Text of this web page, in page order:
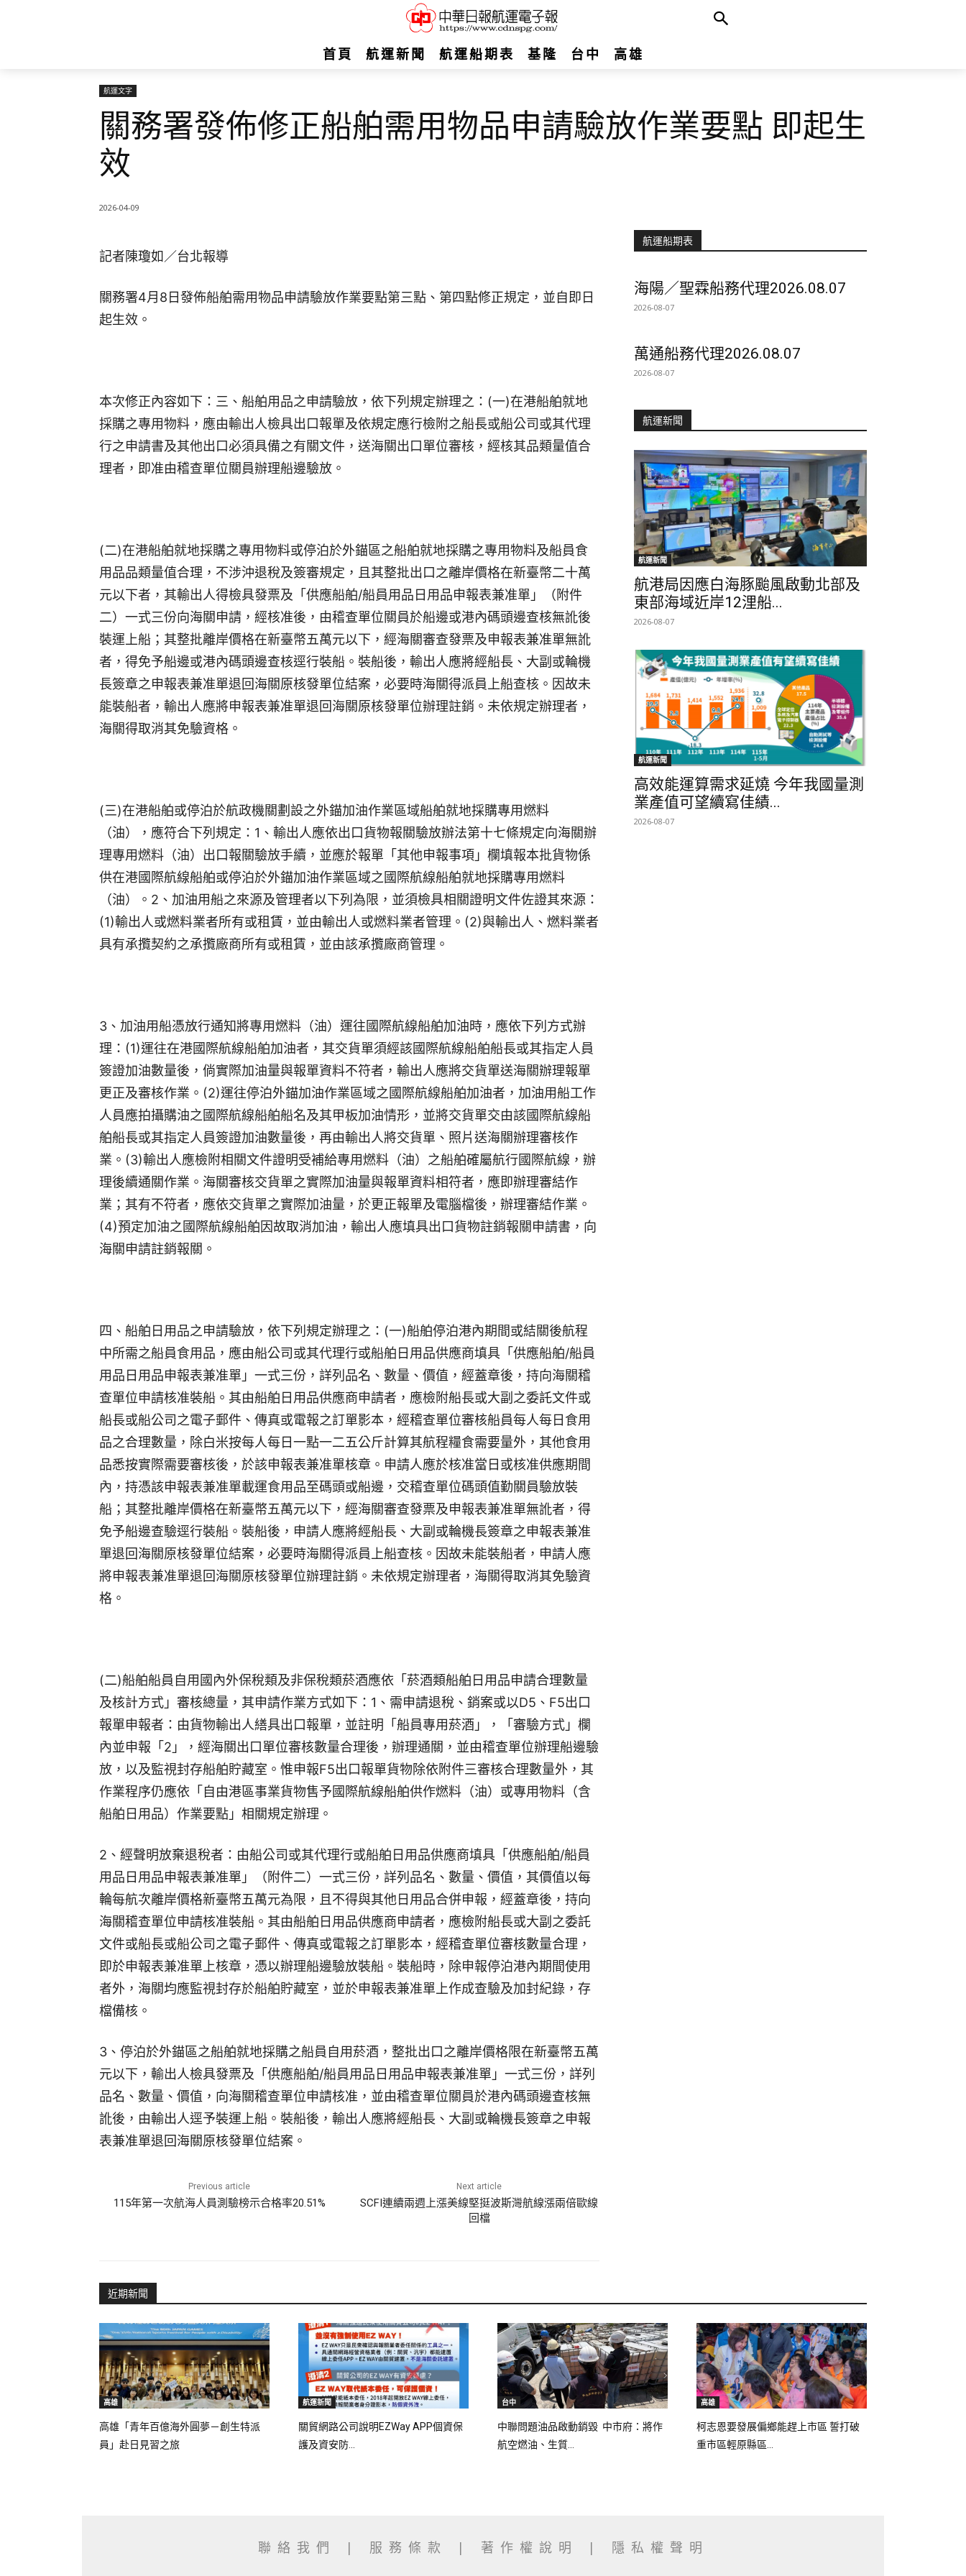
首頁 航運新聞 航運船期表 基隆 台中 高雄
航運文字
關務署發佈修正船舶需用物品申請驗放作業要點 即起生
效
2026-04-09
記者陳瓊如／台北報導
關務署4月8日發佈船舶需用物品申請驗放作業要點第三點、第四點修正規定，並自即日
起生效。
本次修正內容如下：三、船舶用品之申請驗放，依下列規定辦理之：(一)在港船舶就地
採購之專用物料，應由輸出人檢具出口報單及依規定應行檢附之船長或船公司或其代理
行之申請書及其他出口必須具備之有關文件，送海關出口單位審核，經核其品類量值合
理者，即准由稽查單位關員辦理船邊驗放。
(二)在港船舶就地採購之專用物料或停泊於外錨區之船舶就地採購之專用物料及船員食
用品品類量值合理，不涉沖退稅及簽審規定，且其整批出口之離岸價格在新臺幣二十萬
元以下者，其輸出人得檢具發票及「供應船舶/船員用品日用品申報表兼准單」（附件
二）一式三份向海關申請，經核准後，由稽查單位關員於船邊或港內碼頭邊查核無訛後
裝運上船；其整批離岸價格在新臺幣五萬元以下，經海關審查發票及申報表兼准單無訛
者，得免予船邊或港內碼頭邊查核逕行裝船。裝船後，輸出人應將經船長、大副或輪機
長簽章之申報表兼准單退回海關原核發單位結案，必要時海關得派員上船查核。因故未
能裝船者，輸出人應將申報表兼准單退回海關原核發單位辦理註銷。未依規定辦理者，
海關得取消其免驗資格。
(三)在港船舶或停泊於航政機關劃設之外錨加油作業區域船舶就地採購專用燃料
（油），應符合下列規定：1、輸出人應依出口貨物報關驗放辦法第十七條規定向海關辦
理專用燃料（油）出口報關驗放手續，並應於報單「其他申報事項」欄填報本批貨物係
供在港國際航線船舶或停泊於外錨加油作業區域之國際航線船舶就地採購專用燃料
（油）。2、加油用船之來源及管理者以下列為限，並須檢具相關證明文件佐證其來源：
(1)輸出人或燃料業者所有或租賃，並由輸出人或燃料業者管理。(2)與輸出人、燃料業者
具有承攬契約之承攬廠商所有或租賃，並由該承攬廠商管理。
3、加油用船憑放行通知將專用燃料（油）運往國際航線船舶加油時，應依下列方式辦
理：(1)運往在港國際航線船舶加油者，其交貨單須經該國際航線船舶船長或其指定人員
簽證加油數量後，倘實際加油量與報單資料不符者，輸出人應將交貨單送海關辦理報單
更正及審核作業。(2)運往停泊外錨加油作業區域之國際航線船舶加油者，加油用船工作
人員應拍攝購油之國際航線船舶船名及其甲板加油情形，並將交貨單交由該國際航線船
舶船長或其指定人員簽證加油數量後，再由輸出人將交貨單、照片送海關辦理審核作
業。(3)輸出人應檢附相關文件證明受補給專用燃料（油）之船舶確屬航行國際航線，辦
理後續通關作業。海關審核交貨單之實際加油量與報單資料相符者，應即辦理審結作
業；其有不符者，應依交貨單之實際加油量，於更正報單及電腦檔後，辦理審結作業。
(4)預定加油之國際航線船舶因故取消加油，輸出人應填具出口貨物註銷報關申請書，向
海關申請註銷報關。
四、船舶日用品之申請驗放，依下列規定辦理之：(一)船舶停泊港內期間或結關後航程
中所需之船員食用品，應由船公司或其代理行或船舶日用品供應商填具「供應船舶/船員
用品日用品申報表兼准單」一式三份，詳列品名、數量、價值，經蓋章後，持向海關稽
查單位申請核准裝船。其由船舶日用品供應商申請者，應檢附船長或大副之委託文件或
船長或船公司之電子郵件、傳真或電報之訂單影本，經稽查單位審核船員每人每日食用
品之合理數量，除白米按每人每日一點一二五公斤計算其航程糧食需要量外，其他食用
品悉按實際需要審核後，於該申報表兼准單核章。申請人應於核准當日或核准供應期間
內，持憑該申報表兼准單載運食用品至碼頭或船邊，交稽查單位碼頭值勤關員驗放裝
船；其整批離岸價格在新臺幣五萬元以下，經海關審查發票及申報表兼准單無訛者，得
免予船邊查驗逕行裝船。裝船後，申請人應將經船長、大副或輪機長簽章之申報表兼准
單退回海關原核發單位結案，必要時海關得派員上船查核。因故未能裝船者，申請人應
將申報表兼准單退回海關原核發單位辦理註銷。未依規定辦理者，海關得取消其免驗資
格。
(二)船舶船員自用國內外保稅類及非保稅類菸酒應依「菸酒類船舶日用品申請合理數量
及核計方式」審核總量，其申請作業方式如下：1、需申請退稅、銷案或以D5、F5出口
報單申報者：由貨物輸出人繕具出口報單，並註明「船員專用菸酒」，「審驗方式」欄
內並申報「2」，經海關出口單位審核數量合理後，辦理通關，並由稽查單位辦理船邊驗
放，以及監視封存船舶貯藏室。惟申報F5出口報單貨物除依附件三審核合理數量外，其
作業程序仍應依「自由港區事業貨物售予國際航線船舶供作燃料（油）或專用物料（含
船舶日用品）作業要點」相關規定辦理。
2、經聲明放棄退稅者：由船公司或其代理行或船舶日用品供應商填具「供應船舶/船員
用品日用品申報表兼准單」（附件二）一式三份，詳列品名、數量、價值，其價值以每
輪每航次離岸價格新臺幣五萬元為限，且不得與其他日用品合併申報，經蓋章後，持向
海關稽查單位申請核准裝船。其由船舶日用品供應商申請者，應檢附船長或大副之委託
文件或船長或船公司之電子郵件、傳真或電報之訂單影本，經稽查單位審核數量合理，
即於申報表兼准單上核章，憑以辦理船邊驗放裝船。裝船時，除申報停泊港內期間使用
者外，海關均應監視封存於船舶貯藏室，並於申報表兼准單上作成查驗及加封紀錄，存
檔備核。
3、停泊於外錨區之船舶就地採購之船員自用菸酒，整批出口之離岸價格限在新臺幣五萬
元以下，輸出人檢具發票及「供應船舶/船員用品日用品申報表兼准單」一式三份，詳列
品名、數量、價值，向海關稽查單位申請核准，並由稽查單位關員於港內碼頭邊查核無
訛後，由輸出人逕予裝運上船。裝船後，輸出人應將經船長、大副或輪機長簽章之申報
表兼准單退回海關原核發單位結案。
Previous article
115年第一次航海人員測驗榜示合格率20.51%
Next article
SCFI連續兩週上漲美線堅挺波斯灣航線漲兩倍歐線
回檔
航運船期表
海陽／聖霖船務代理2026.08.07
2026-08-07
萬通船務代理2026.08.07
2026-08-07
航運新聞
航運新聞
航港局因應白海豚颱風啟動北部及
東部海域近岸12浬船...
2026-08-07
航運新聞
高效能運算需求延燒 今年我國量測
業產值可望續寫佳績...
2026-08-07
近期新聞
高雄
高雄「青年百億海外圓夢－創生特派
員」赴日見習之旅
航運新聞
關貿網路公司說明EZWay APP個資保
護及資安防...
台中
中聯問題油品啟動銷毀 中市府：將作
航空燃油、生質...
高雄
柯志恩要發展偏鄉能趕上市區 誓打破
重市區輕原縣區...
聯絡我們 | 服務條款 | 著作權說明 | 隱私權聲明